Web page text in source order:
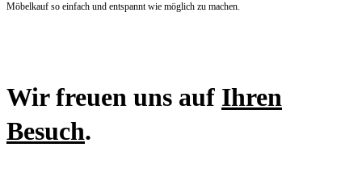
Möbelkauf so einfach und entspannt wie möglich zu machen.
Wir freuen uns auf Ihren
Besuch.